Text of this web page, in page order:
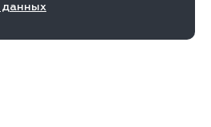
данных